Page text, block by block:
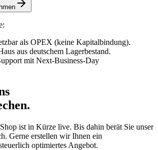
als OPEX (keine Kapitalbindung).
aus deutschem Lagerbestand.
mit Next-Business-Day
ist in Kürze live. Bis dahin berät Sie unser
Gerne erstellen wir Ihnen ein
optimiertes Angebot.